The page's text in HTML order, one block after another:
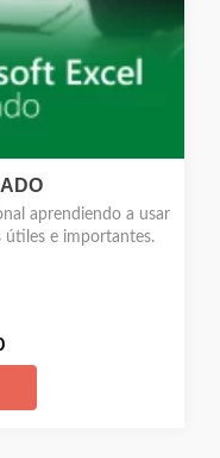
aprendiendo a usar
útiles e importantes.